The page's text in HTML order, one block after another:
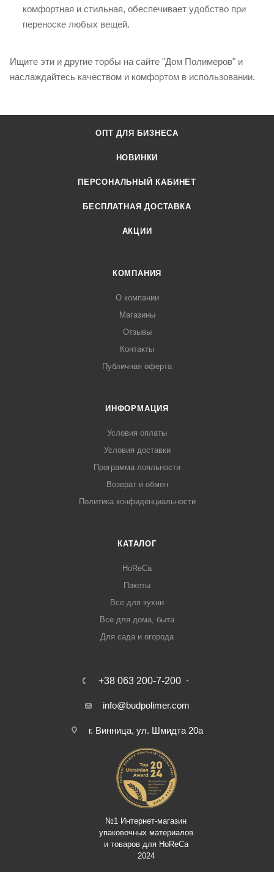
комфортная и стильная, обеспечивает удобство при
переноске любых вещей.
Ищите эти и другие торбы на сайте "Дом Полимеров" и
наслаждайтесь качеством и комфортом в использовании.
ОПТ ДЛЯ БИЗНЕСА
НОВИНКИ
ПЕРСОНАЛЬНЫЙ КАБИНЕТ
БЕСПЛАТНАЯ ДОСТАВКА
АКЦИИ
КОМПАНИЯ
О компании
Магазины
Отзывы
Контакты
Публичная оферта
ИНФОРМАЦИЯ
Условия оплаты
Условия доставки
Программа лояльности
Возврат и обмен
Политика конфиденциальности
КАТАЛОГ
HoReCa
Пакеты
Все для кухни
Все для дома, быта
Для сада и огорода
+38 063 200-7-200
info@budpolimer.com
г. Винница, ул. Шмидта 20а
№1 Интернет-магазин
упаковочных материалов
и товаров для HoReCa
2024